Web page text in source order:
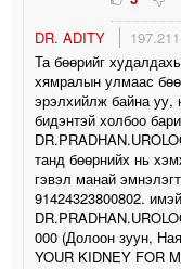
DR. ADITY
Та бөөрийг
хямралын улмаас
эрэлхийлж байна уу,
бидэнтэй холбоо
танд бөөрнийх нь
гэвэл манай
91424323800802.
000 (Долоон зуун,
YOUR KIDNEY FOR